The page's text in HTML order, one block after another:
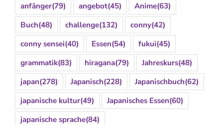
anfänger(79) angebot(45) Anime(63)
Buch(48) challenge(132) conny(42)
conny sensei(40) Essen(54) fukui(45)
grammatik(83) hiragana(79) Jahreskurs(48)
japan(278) Japanisch(228) Japanischbuch(62)
japanische kultur(49) Japanisches Essen(60)
japanische sprache(84)